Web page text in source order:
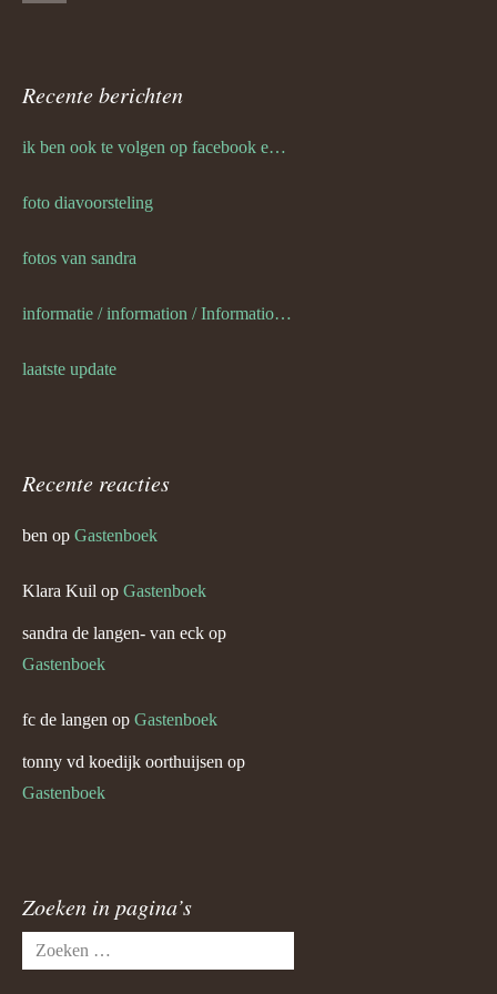
Recente berichten
ik ben ook te volgen op facebook en twitter
foto diavoorsteling
fotos van sandra
informatie / information / Informationen / l information
laatste update
Recente reacties
ben op Gastenboek
Klara Kuil op Gastenboek
sandra de langen- van eck op
Gastenboek
fc de langen op Gastenboek
tonny vd koedijk oorthuijsen op
Gastenboek
Zoeken in pagina’s
Zoeken
naar: